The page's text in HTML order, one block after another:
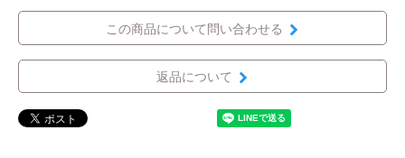
この商品について問い合わせる
返品について